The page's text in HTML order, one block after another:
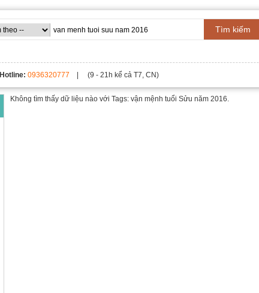
Tìm kiếm
Hotline: 0936320777 | (9 - 21h kể cả T7, CN)
Không tìm thấy dữ liệu nào với Tags: vận mệnh tuổi Sửu năm 2016.